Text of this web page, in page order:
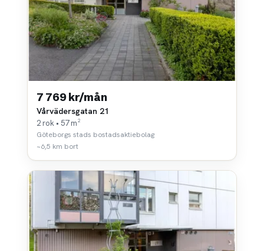
7 769 kr/mån
Vårvädersgatan 21
2 rok • 57 m²
Göteborgs stads bostadsaktiebolag
~6,5 km bort